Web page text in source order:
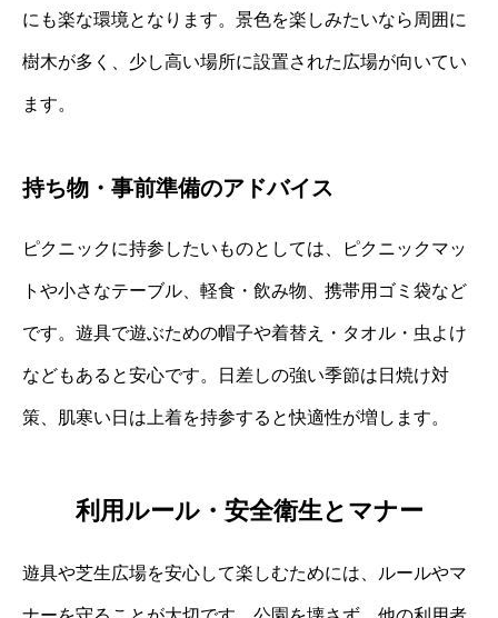
にも楽な環境となります。景色を楽しみたいなら周囲に
樹木が多く、少し高い場所に設置された広場が向いてい
ます。
持ち物・事前準備のアドバイス
ピクニックに持参したいものとしては、ピクニックマッ
トや小さなテーブル、軽食・飲み物、携帯用ゴミ袋など
です。遊具で遊ぶための帽子や着替え・タオル・虫よけ
などもあると安心です。日差しの強い季節は日焼け対
策、肌寒い日は上着を持参すると快適性が増します。
利用ルール・安全衛生とマナー
遊具や芝生広場を安心して楽しむためには、ルールやマ